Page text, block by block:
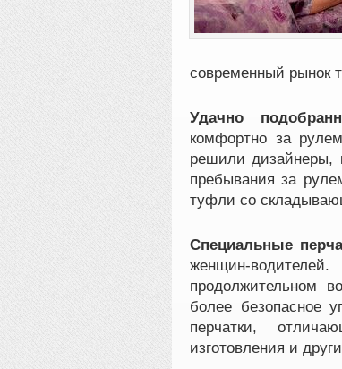
современный рынок
Удачно
комфортно за
решили дизайнеры,
пребывания за
туфли со
Специальные
женщин-
продолжительном
более безопасное
перчатки,
изготовления и